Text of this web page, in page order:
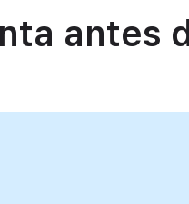
antes